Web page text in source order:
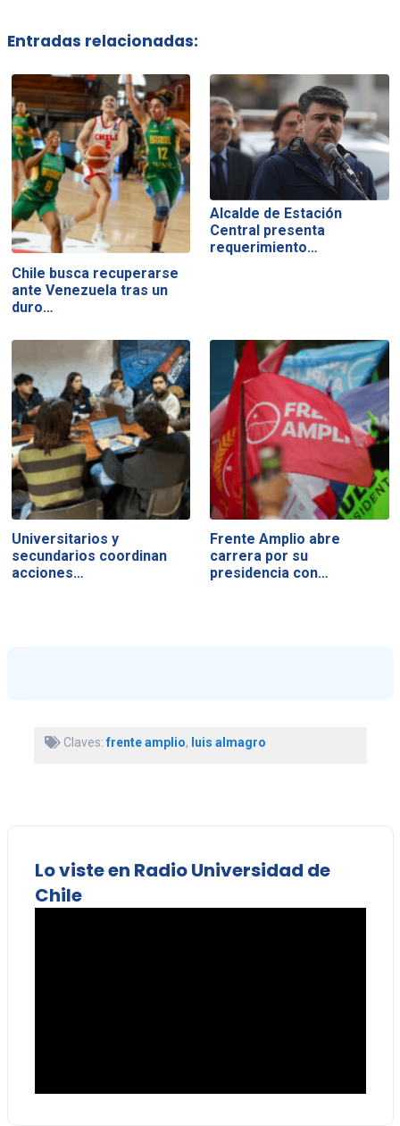
Entradas relacionadas:
Chile busca recuperarse
ante Venezuela tras un
duro…
Alcalde de Estación
Central presenta
requerimiento…
Universitarios y
secundarios coordinan
acciones…
Frente Amplio abre
carrera por su
presidencia con…
Claves:frente amplio, luis almagro
Lo viste en Radio Universidad de
Chile